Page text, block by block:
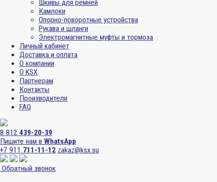
Шкивы для ремней
Камлоки
Опорно-поворотные устройства
Рукава и шланги
Электромагнитные муфты и тормоза
Личный кабинет
Доставка и оплата
О компании
О KSX
Партнерам
Контакты
Производители
FAQ
8 812 439-20-39
Пишите нам в WhatsApp
+7 911 711-11-12 zakaz@ksx.su
Обратный звонок